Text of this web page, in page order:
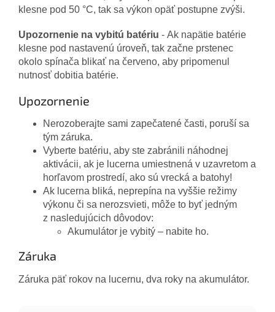
klesne pod 50 °C, tak sa výkon opäť postupne zvýši.
Upozornenie na vybitú batériu - Ak napätie batérie
klesne pod nastavenú úroveň, tak začne prstenec
okolo spínača blikať na červeno, aby pripomenul
nutnosť dobitia batérie.
Upozornenie
Nerozoberajte sami zapečatené časti, poruší sa
tým záruka.
Vyberte batériu, aby ste zabránili náhodnej
aktivácii, ak je lucerna umiestnená v uzavretom a
horľavom prostredí, ako sú vrecká a batohy!
Ak lucerna bliká, neprepína na vyššie režimy
výkonu či sa nerozsvieti, môže to byť jedným
z nasledujúcich dôvodov:
Akumulátor je vybitý – nabite ho.
Záruka
Záruka päť rokov na lucernu, dva roky na akumulátor.